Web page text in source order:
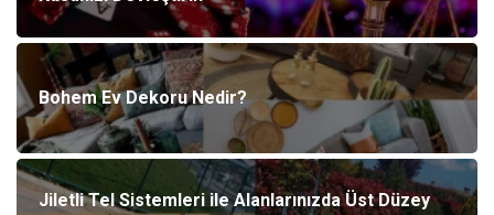
Bohem Ev Dekoru Nedir?
Jiletli Tel Sistemleri ile Alanlarınızda Üst Düzey